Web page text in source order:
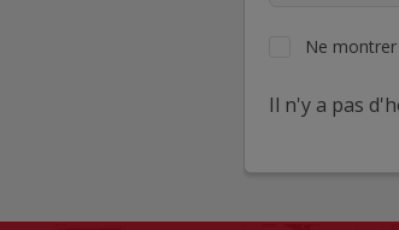
Ne
Il n'y a pas